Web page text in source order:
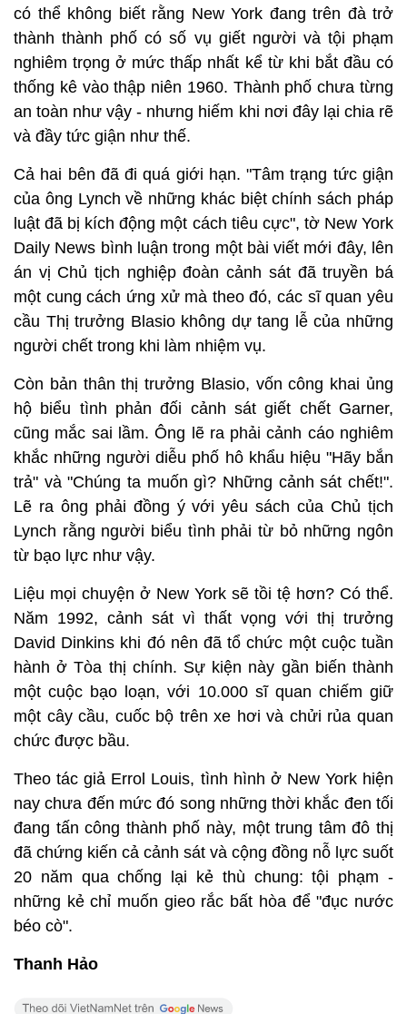
có thể không biết rằng New York đang trên đà trở
thành thành phố có số vụ giết người và tội phạm
nghiêm trọng ở mức thấp nhất kể từ khi bắt đầu có
thống kê vào thập niên 1960. Thành phố chưa từng
an toàn như vậy - nhưng hiếm khi nơi đây lại chia rẽ
và đầy tức giận như thế.
Cả hai bên đã đi quá giới hạn. "Tâm trạng tức giận
của ông Lynch về những khác biệt chính sách pháp
luật đã bị kích động một cách tiêu cực", tờ New York
Daily News bình luận trong một bài viết mới đây, lên
án vị Chủ tịch nghiệp đoàn cảnh sát đã truyền bá
một cung cách ứng xử mà theo đó, các sĩ quan yêu
cầu Thị trưởng Blasio không dự tang lễ của những
người chết trong khi làm nhiệm vụ.
Còn bản thân thị trưởng Blasio, vốn công khai ủng
hộ biểu tình phản đối cảnh sát giết chết Garner,
cũng mắc sai lầm. Ông lẽ ra phải cảnh cáo nghiêm
khắc những người diễu phố hô khẩu hiệu "Hãy bắn
trả" và "Chúng ta muốn gì? Những cảnh sát chết!".
Lẽ ra ông phải đồng ý với yêu sách của Chủ tịch
Lynch rằng người biểu tình phải từ bỏ những ngôn
từ bạo lực như vậy.
Liệu mọi chuyện ở New York sẽ tồi tệ hơn? Có thể.
Năm 1992, cảnh sát vì thất vọng với thị trưởng
David Dinkins khi đó nên đã tổ chức một cuộc tuần
hành ở Tòa thị chính. Sự kiện này gần biến thành
một cuộc bạo loạn, với 10.000 sĩ quan chiếm giữ
một cây cầu, cuốc bộ trên xe hơi và chửi rủa quan
chức được bầu.
Theo tác giả Errol Louis, tình hình ở New York hiện
nay chưa đến mức đó song những thời khắc đen tối
đang tấn công thành phố này, một trung tâm đô thị
đã chứng kiến cả cảnh sát và cộng đồng nỗ lực suốt
20 năm qua chống lại kẻ thù chung: tội phạm -
những kẻ chỉ muốn gieo rắc bất hòa để "đục nước
béo cò".
Thanh Hảo